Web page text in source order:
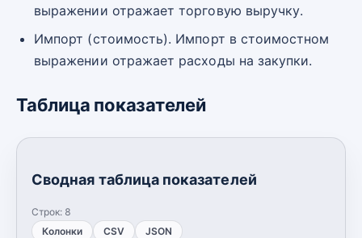
выражении отражает торговую выручку.
Импорт (стоимость). Импорт в стоимостном
выражении отражает расходы на закупки.
Таблица показателей
Сводная таблица показателей
Строк: 8
Колонки
CSV JSON